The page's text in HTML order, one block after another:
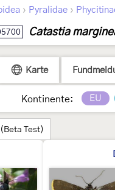
› Pyralidae ›
Catastia
Karte
Kontinente: EU
Test)